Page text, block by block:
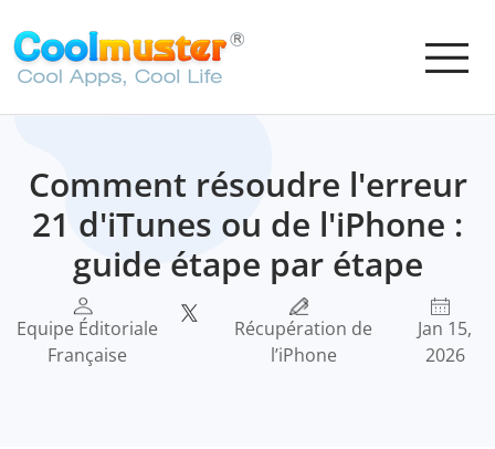
Comment résoudre l'erreur
21 d'iTunes ou de l'iPhone :
guide étape par étape
Equipe Éditoriale
Française
Récupération de
l’iPhone
Jan 15,
2026